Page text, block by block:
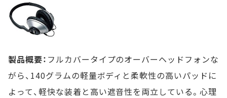
製品概要： フルカバータイプのオーバーヘッドフォンな
がら、140グラムの軽量ボディと柔軟性の高いパッドに
よって、軽快な装着と高い遮音性を両立している。心理